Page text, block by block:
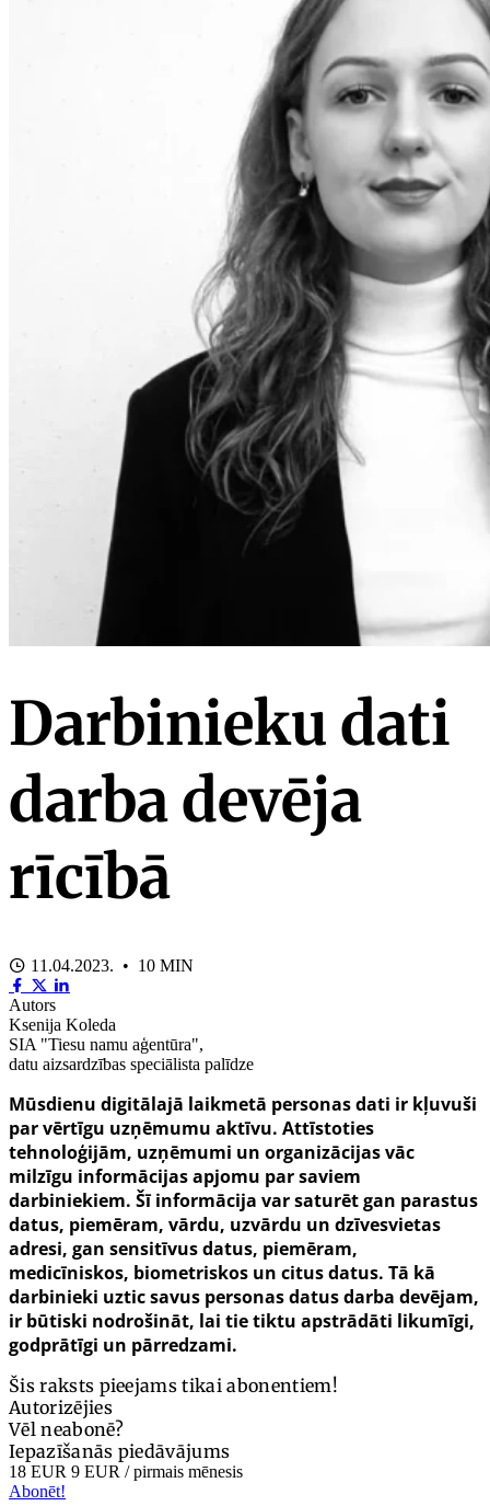
Darbinieku dati
darba devēja
rīcībā
11.04.2023. • 10 MIN
Autors
Ksenija Koleda
SIA "Tiesu namu aģentūra",
datu aizsardzības speciālista palīdze
Mūsdienu digitālajā laikmetā personas dati ir kļuvuši
par vērtīgu uzņēmumu aktīvu. Attīstoties
tehnoloģijām, uzņēmumi un organizācijas vāc
milzīgu informācijas apjomu par saviem
darbiniekiem. Šī informācija var saturēt gan parastus
datus, piemēram, vārdu, uzvārdu un dzīvesvietas
adresi, gan sensitīvus datus, piemēram,
medicīniskos, biometriskos un citus datus. Tā kā
darbinieki uztic savus personas datus darba devējam,
ir būtiski nodrošināt, lai tie tiktu apstrādāti likumīgi,
godprātīgi un pārredzami.
Šis raksts pieejams tikai abonentiem!
Autorizējies
Vēl neabonē?
Iepazīšanās piedāvājums
18 EUR 9 EUR / pirmais mēnesis
Abonēt!